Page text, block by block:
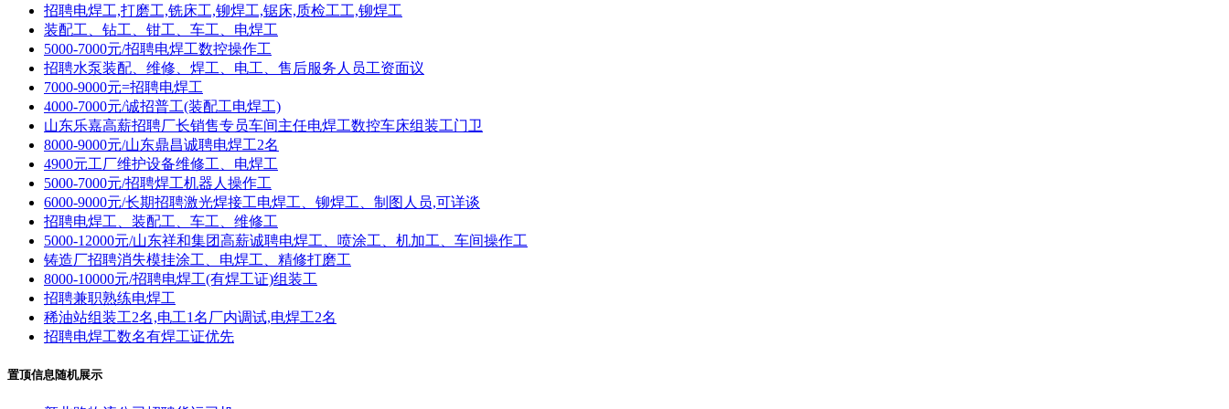
招聘电焊工,打磨工,铣床工,铆焊工,锯床,质检工工,铆焊工
装配工、钻工、钳工、车工、电焊工
5000-7000元/招聘电焊工数控操作工
招聘水泵装配、维修、焊工、电工、售后服务人员工资面议
7000-9000元=招聘电焊工
4000-7000元/诚招普工(装配工电焊工)
山东乐嘉高薪招聘厂长销售专员车间主任电焊工数控车床组装工门卫
8000-9000元/山东鼎昌诚聘电焊工2名
4900元工厂维护设备维修工、电焊工
5000-7000元/招聘焊工机器人操作工
6000-9000元/长期招聘激光焊接工电焊工、铆焊工、制图人员,可详谈
招聘电焊工、装配工、车工、维修工
5000-12000元/山东祥和集团高薪诚聘电焊工、喷涂工、机加工、车间操作工
铸造厂招聘消失模挂涂工、电焊工、精修打磨工
8000-10000元/招聘电焊工(有焊工证)组装工
招聘兼职熟练电焊工
稀油站组装工2名,电工1名厂内调试,电焊工2名
招聘电焊工数名有焊工证优先
置顶信息随机展示